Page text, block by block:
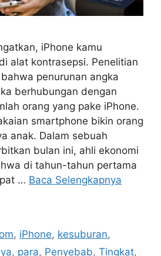
iPhone kamu
alat kontrasepsi. Penelitian
penurunan angka
berhubungan dengan
orang yang pake iPhone.
smartphone bikin orang
anak. Dalam sebuah
bulan ini, ahli ekonomi
di tahun-tahun pertama
… Baca Selengkapnya
, iPhone, kesuburan,
, para, Penyebab, Tingkat,